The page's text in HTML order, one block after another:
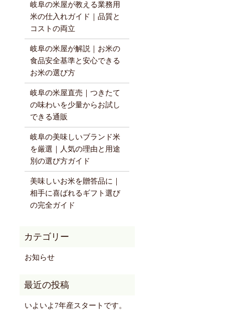
岐阜の米屋が教える業務用
米の仕入れガイド｜品質と
コストの両立
岐阜の米屋が解説｜お米の
食品安全基準と安心できる
お米の選び方
岐阜の米屋直売｜つきたて
の味わいを少量からお試し
できる通販
岐阜の美味しいブランド米
を厳選｜人気の理由と用途
別の選び方ガイド
美味しいお米を贈答品に｜
相手に喜ばれるギフト選び
の完全ガイド
お知らせ
いよいよ7年産スタートです。